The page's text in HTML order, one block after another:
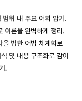
위 내 주요 어휘 암기.
이론을 완벽하게 정리.
법한 어법 체계화로
및 내용 구조화로 감이
.